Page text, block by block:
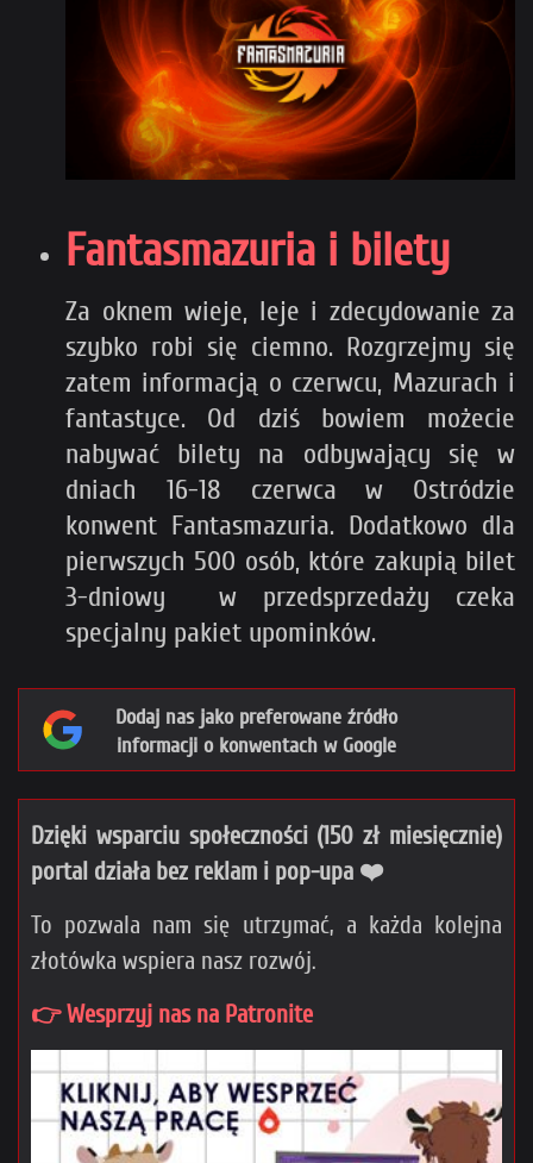
Fantasmazuria i bilety
Za oknem wieje, leje i zdecydowanie za
szybko robi się ciemno. Rozgrzejmy się
zatem informacją o czerwcu, Mazurach i
fantastyce. Od dziś bowiem możecie
nabywać bilety na odbywający się w
dniach 16-18 czerwca w Ostródzie
konwent Fantasmazuria. Dodatkowo dla
pierwszych 500 osób, które zakupią bilet
3-dniowy w przedsprzedaży czeka
specjalny pakiet upominków.
Dodaj nas jako preferowane źródło
informacji o konwentach w Google
Dzięki wsparciu społeczności (150 zł miesięcznie)
portal działa bez reklam i pop-upa ❤️
To pozwala nam się utrzymać, a każda kolejna
złotówka wspiera nasz rozwój.
👉 Wesprzyj nas na Patronite